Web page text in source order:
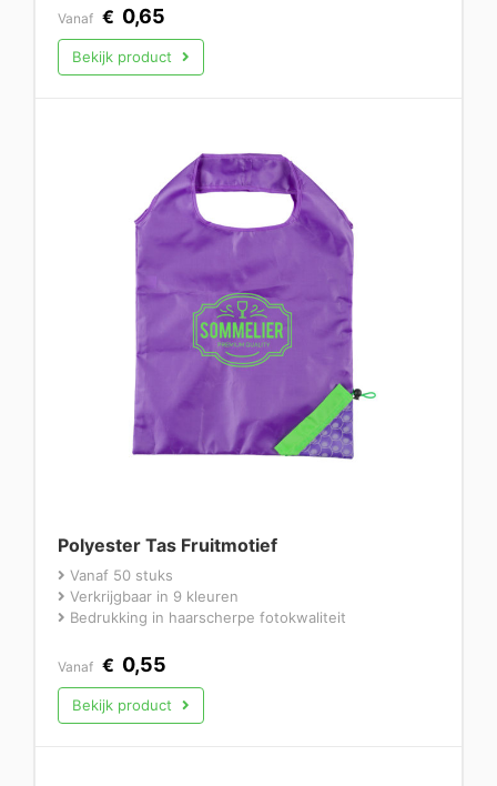
Vanaf € 0,65
Bekijk product
Polyester Tas Fruitmotief
Vanaf 50 stuks
Verkrijgbaar in 9 kleuren
Bedrukking in haarscherpe fotokwaliteit
Vanaf € 0,55
Bekijk product